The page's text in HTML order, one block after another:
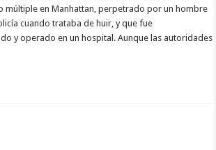
múltiple en Manhattan, perpetrado por un hombre
cuando trataba de huir, y que fue
y operado en un hospital. Aunque las autoridades